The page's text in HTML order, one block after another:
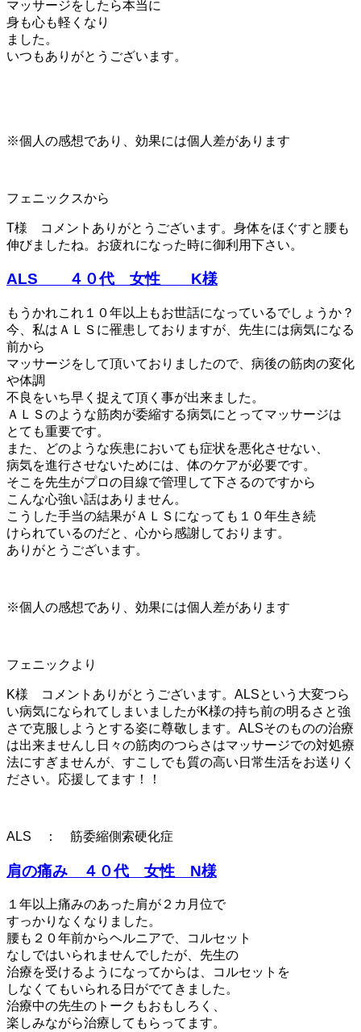
マッサージをしたら本当に
身も心も軽くなり
ました。
いつもありがとうございます。
※個人の感想であり、効果には個人差があります
フェニックスから
T様 コメントありがとうございます。身体をほぐすと腰も
伸びましたね。お疲れになった時に御利用下さい。
ALS ４０代 女性 K様
もうかれこれ１０年以上もお世話になっているでしょうか？
今、私はＡＬＳに罹患しておりますが、先生には病気になる
前から
マッサージをして頂いておりましたので、病後の筋肉の変化
や体調
不良をいち早く捉えて頂く事が出来ました。
ＡＬＳのような筋肉が委縮する病気にとってマッサージは
とても重要です。
また、どのような疾患においても症状を悪化させない、
病気を進行させないためには、体のケアが必要です。
そこを先生がプロの目線で管理して下さるのですから
こんな心強い話はありません。
こうした手当の結果がＡＬＳになっても１０年生き続
けられているのだと、心から感謝しております。
ありがとうございます。
※個人の感想であり、効果には個人差があります
フェニックより
K様 コメントありがとうございます。ALSという大変つら
い病気になられてしまいましたがK様の持ち前の明るさと強
さで克服しようとする姿に尊敬します。ALSそのものの治療
は出来ませんし日々の筋肉のつらさはマッサージでの対処療
法にすぎませんが、すこしでも質の高い日常生活をお送りく
ださい。応援してます！！
ALS ： 筋委縮側索硬化症
肩の痛み ４０代 女性 N様
１年以上痛みのあった肩が２カ月位で
すっかりなくなりました。
腰も２０年前からヘルニアで、コルセット
なしではいられませんでしたが、先生の
治療を受けるようになってからは、コルセットを
しなくてもいられる日がでてきました。
治療中の先生のトークもおもしろく、
楽しみながら治療してもらってます。